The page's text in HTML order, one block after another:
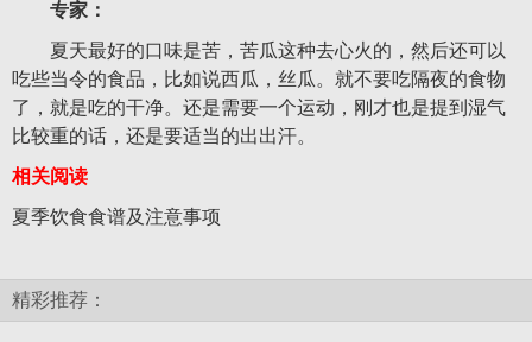
专家：
夏天最好的口味是苦，苦瓜这种去心火的，然后还可以
吃些当令的食品，比如说西瓜，丝瓜。就不要吃隔夜的食物
了，就是吃的干净。还是需要一个运动，刚才也是提到湿气
比较重的话，还是要适当的出出汗。
相关阅读
夏季饮食食谱及注意事项
精彩推荐：